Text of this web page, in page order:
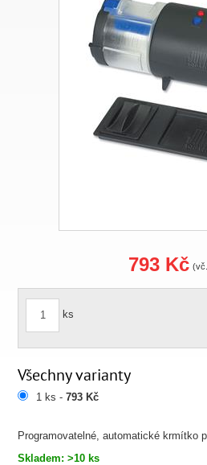
Programovatelné, automatické krmítko
Skladem: >10 ks
793 Kč
ks
Všechny varianty
1 ks -793 Kč